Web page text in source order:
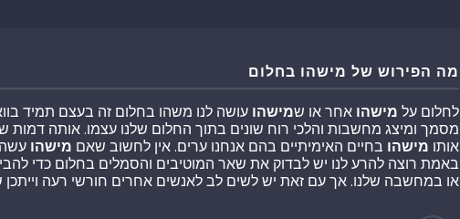
מה הפירוש של מישהו בחלום
לחלום על מישהו אחר או שמישהו עושה לנו משהו בחלום זה בעצם תמיד
מסמך ומיצג מחשבות והלכי רוח שונים בתוך החלום שלנו עצמו. אותה דמות
אותו מישהו בחיים האימיתיים בהם אנחנו ערים. אין לחשוב שאם מישהו עשה
באמת רוצה להרע לנו יש לבדוק את שאר המוטיבים והסמלים בחלום כדי
או במחשבה שלנו. אך עם זאת יש לשים לב לאנשים אחרים חורשי רעה וייתכן